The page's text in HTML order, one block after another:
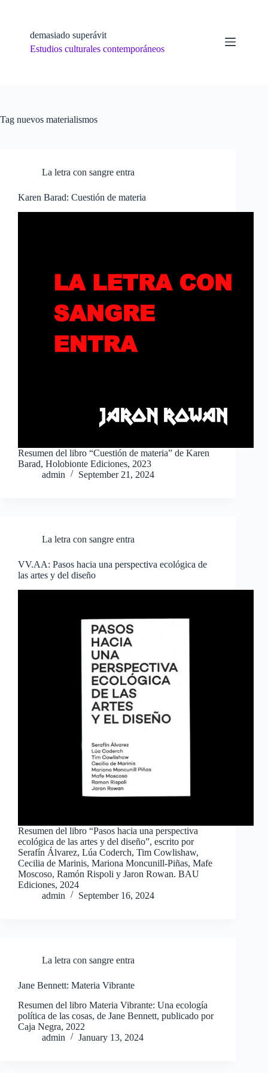
demasiado superávit
Estudios culturales contemporáneos
Tag nuevos materialismos
La letra con sangre entra
Karen Barad: Cuestión de materia
Resumen del libro “Cuestión de materia” de Karen
Barad, Holobionte Ediciones, 2023
admin
September 21, 2024
La letra con sangre entra
VV.AA: Pasos hacia una perspectiva ecológica de
las artes y del diseño
Resumen del libro “Pasos hacia una perspectiva
ecológica de las artes y del diseño”, escrito por
Serafín Álvarez, Lúa Coderch, Tim Cowlishaw,
Cecilia de Marinis, Mariona Moncunill-Piñas, Mafe
Moscoso, Ramón Rispoli y Jaron Rowan. BAU
Ediciones, 2024
admin
September 16, 2024
La letra con sangre entra
Jane Bennett: Materia Vibrante
Resumen del libro Materia Vibrante: Una ecología
política de las cosas, de Jane Bennett, publicado por
Caja Negra, 2022
admin
January 13, 2024